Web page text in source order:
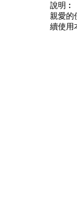
說明︰
親愛的
續使用